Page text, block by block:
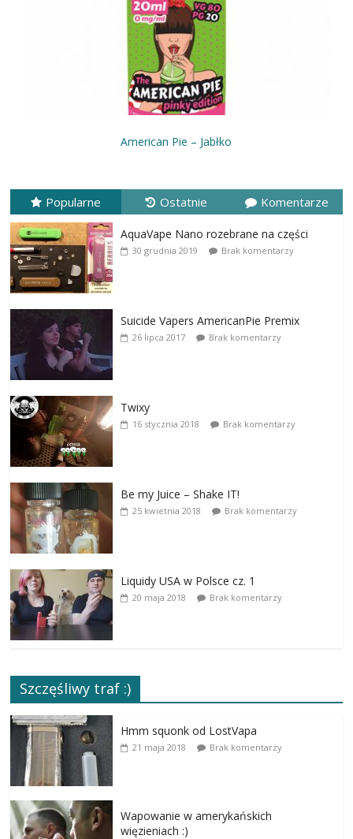
American Pie – Jabłko
Popularne Ostatnie Komentarze
AquaVape Nano rozebrane na części
30 grudnia 2019 Brak komentarzy
Suicide Vapers AmericanPie Premix
26 lipca 2017 Brak komentarzy
Twixy
16 stycznia 2018 Brak komentarzy
Be my Juice – Shake IT!
25 kwietnia 2018 Brak komentarzy
Liquidy USA w Polsce cz. 1
20 maja 2018 Brak komentarzy
Szczęśliwy traf :)
Hmm squonk od LostVapa
21 maja 2018 Brak komentarzy
Wapowanie w amerykańskich
więzieniach :)